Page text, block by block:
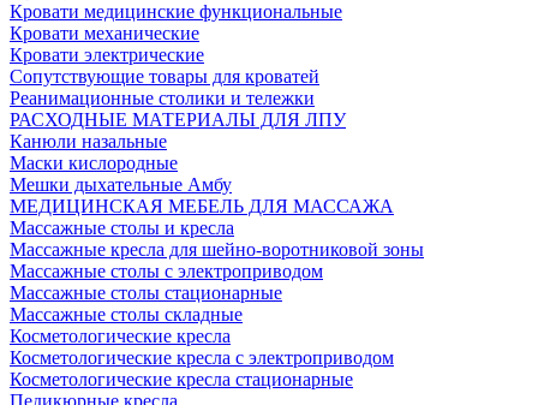
Кровати медицинские функциональные
Кровати механические
Кровати электрические
Сопутствующие товары для кроватей
Реанимационные столики и тележки
РАСХОДНЫЕ МАТЕРИАЛЫ ДЛЯ ЛПУ
Канюли назальные
Маски кислородные
Мешки дыхательные Амбу
МЕДИЦИНСКАЯ МЕБЕЛЬ ДЛЯ МАССАЖА
Массажные столы и кресла
Массажные кресла для шейно-воротниковой зоны
Массажные столы с электроприводом
Массажные столы стационарные
Массажные столы складные
Косметологические кресла
Косметологические кресла с электроприводом
Косметологические кресла стационарные